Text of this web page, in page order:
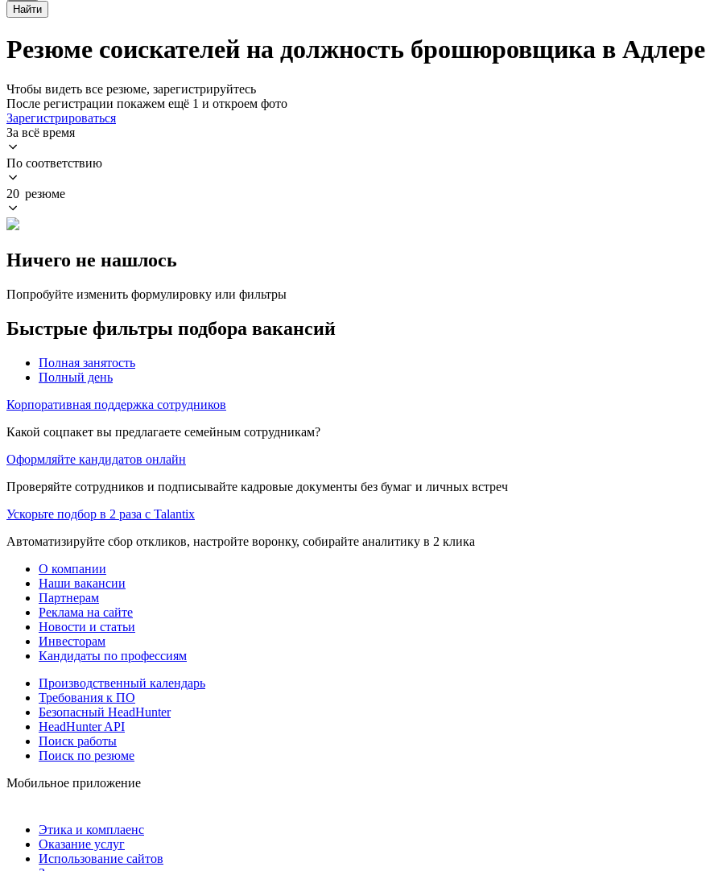
Найти
Резюме соискателей на должность брошюровщика в Адлере
Чтобы видеть все резюме, зарегистрируйтесь
После регистрации покажем ещё 1 и откроем фото
Зарегистрироваться
За всё время
По соответствию
20 резюме
Ничего не нашлось
Попробуйте изменить формулировку или фильтры
Быстрые фильтры подбора вакансий
Полная занятость
Полный день
Корпоративная поддержка сотрудников
Какой соцпакет вы предлагаете семейным сотрудникам?
Оформляйте кандидатов онлайн
Проверяйте сотрудников и подписывайте кадровые документы без бумаг и личных встреч
Ускорьте подбор в 2 раза с Talantix
Автоматизируйте сбор откликов, настройте воронку, собирайте аналитику в 2 клика
О компании
Наши вакансии
Партнерам
Реклама на сайте
Новости и статьи
Инвесторам
Кандидаты по профессиям
Производственный календарь
Требования к ПО
Безопасный HeadHunter
HeadHunter API
Поиск работы
Поиск по резюме
Мобильное приложение
Этика и комплаенс
Оказание услуг
Использование сайтов